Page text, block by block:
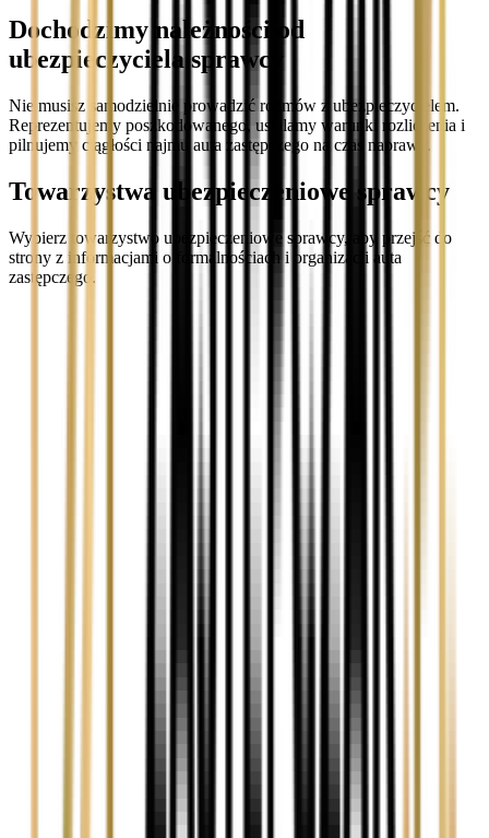
Dochodzimy należności od
ubezpieczyciela sprawcy
Nie musisz samodzielnie prowadzić rozmów z ubezpieczycielem.
Reprezentujemy poszkodowanego, ustalamy warunki rozliczenia i
pilnujemy ciągłości najmu auta zastępczego na czas naprawy.
Towarzystwa ubezpieczeniowe sprawcy
Wybierz towarzystwo ubezpieczeniowe sprawcy, aby przejść do
strony z informacjami o formalnościach i organizacji auta
zastępczego.